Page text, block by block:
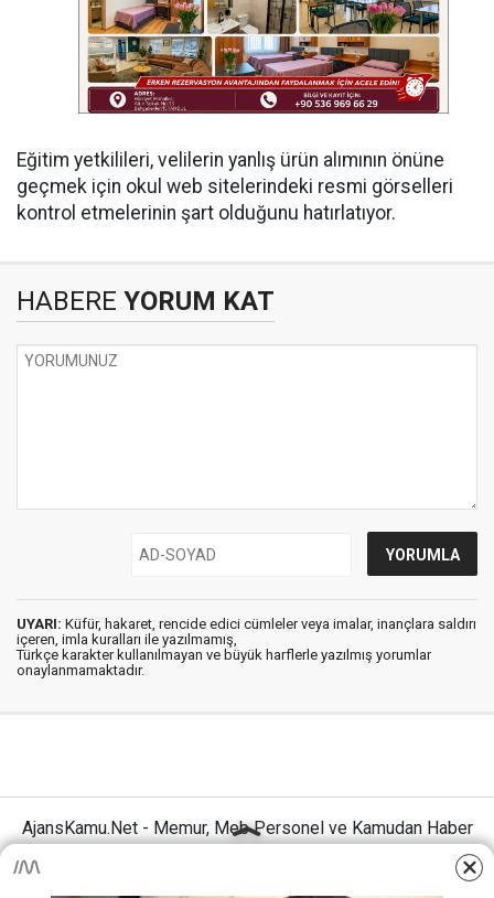
Eğitim yetkilileri, velilerin yanlış ürün alımının önüne
geçmek için okul web sitelerindeki resmi görselleri
kontrol etmelerinin şart olduğunu hatırlatıyor.
HABERE YORUM KAT
UYARI: Küfür, hakaret, rencide edici cümleler veya imalar, inançlara saldırı
içeren, imla kuralları ile yazılmamış,
Türkçe karakter kullanılmayan ve büyük harflerle yazılmış yorumlar
onaylanmamaktadır.
AjansKamu.Net - Memur, Meb Personel ve Kamudan Haber